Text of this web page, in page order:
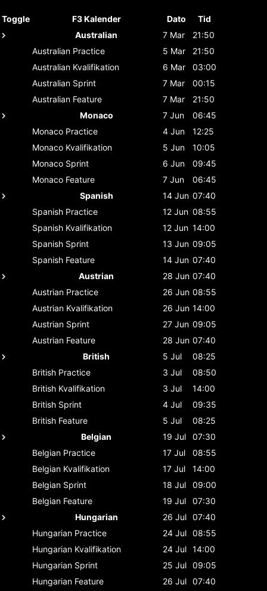
Toggle F3 Kalender Dato
Tid
Australian
7 Mar
21:50
Australian Practice 5 Mar
21:50
Australian Kvalifikation 6 Mar
03:00
Australian Sprint 7 Mar
00:15
Australian Feature 7 Mar
21:50
Monaco
7 Jun
06:45
Monaco Practice 4 Jun
12:25
Monaco Kvalifikation 5 Jun
10:05
Monaco Sprint 6 Jun
09:45
Monaco Feature 7 Jun
06:45
Spanish
14 Jun 07:40
Spanish Practice 12 Jun 08:55
Spanish Kvalifikation 12 Jun 14:00
Spanish Sprint 13 Jun 09:05
Spanish Feature 14 Jun 07:40
Austrian
28 Jun 07:40
Austrian Practice 26 Jun 08:55
Austrian Kvalifikation 26 Jun 14:00
Austrian Sprint 27 Jun 09:05
Austrian Feature 28 Jun 07:40
British
5 Jul
08:25
British Practice 3 Jul
08:50
British Kvalifikation 3 Jul
14:00
British Sprint 4 Jul
09:35
British Feature 5 Jul
08:25
Belgian
19 Jul
07:30
Belgian Practice 17 Jul
08:55
Belgian Kvalifikation 17 Jul
14:00
Belgian Sprint 18 Jul
09:00
Belgian Feature 19 Jul
07:30
Hungarian
26 Jul 07:40
Hungarian Practice 24 Jul 08:55
Hungarian Kvalifikation 24 Jul 14:00
Hungarian Sprint 25 Jul 09:05
Hungarian Feature 26 Jul 07:40